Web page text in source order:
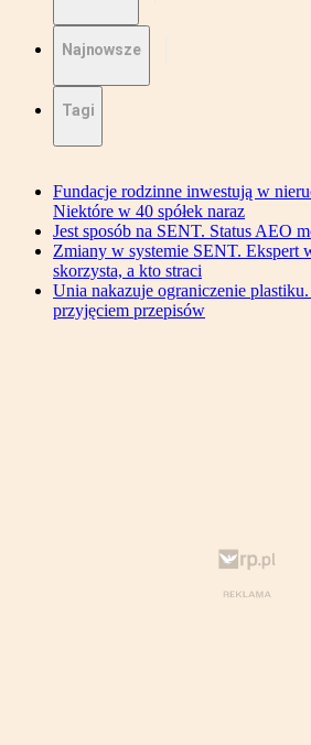
Najnowsze
Tagi
Fundacje rodzinne inwestują w
Niektóre w 40 spółek naraz
Jest sposób na SENT. Status AEO
Zmiany w systemie SENT. Ekspert
skorzysta, a kto straci
Unia nakazuje ograniczenie
przyjęciem przepisów